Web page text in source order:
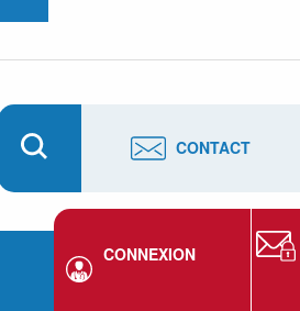
CONTACT
CONNEXION